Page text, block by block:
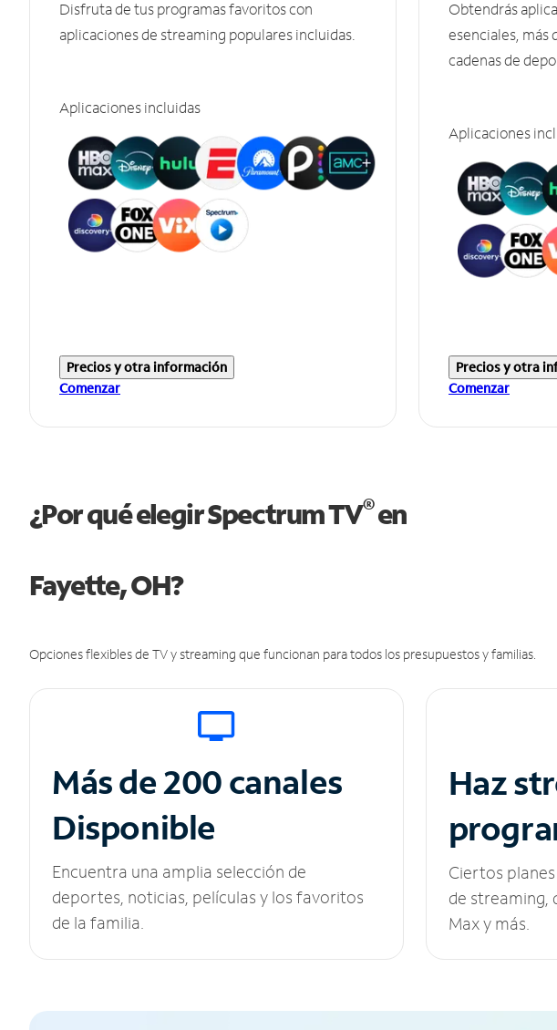
Disfruta de tus programas favoritos con
aplicaciones de streaming populares incluidas.
Aplicaciones incluidas
Precios y otra información
Comenzar
Obtendrás
esenciales, más
cadenas de
Aplicaciones
Precios y otra
Comenzar
¿Por qué elegir Spectrum TV®en
Fayette, OH?
Opciones flexibles de TV y streaming que funcionan para todos los presupuestos y familias.
Más de 200 canales
Disponible
Encuentra una amplia selección de
deportes, noticias, películas y los favoritos
de la familia.
Haz
Ciertos
de streaming,
Max y más.